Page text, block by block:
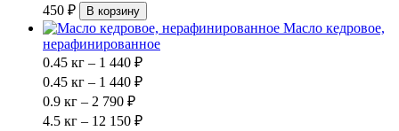
450 ₽
В корзину
Масло кедровое,
нерафинированное
0.45 кг – 1 440 ₽
0.45 кг – 1 440 ₽
0.9 кг – 2 790 ₽
4.5 кг – 12 150 ₽